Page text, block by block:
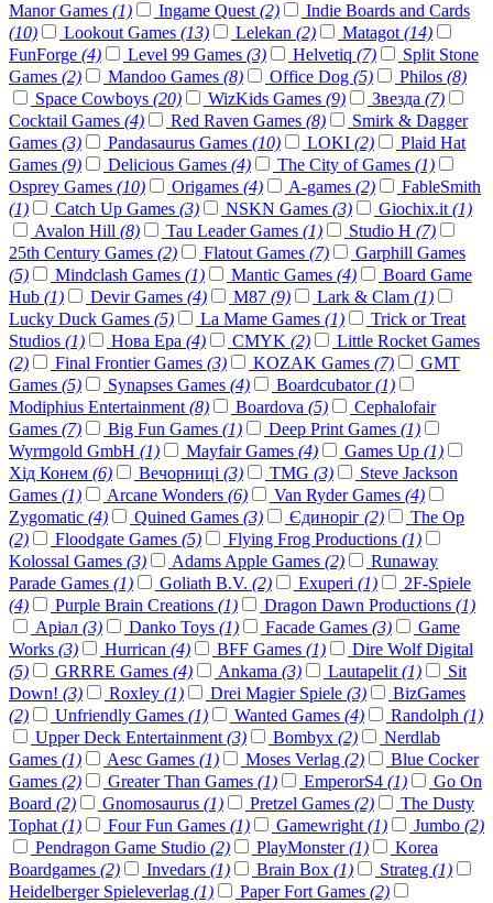
Manor Games (1) Ingame Quest (2)
Indie Boards and Cards
(10)
Lookout Games (13) Lelekan (2) Matagot (14)
FunForge (4) Level 99 Games (3) Helvetiq (7)
Split Stone
Games (2) Mandoo Games (8) Office Dog (5) Philos (8)
Space Cowboys (20) WizKids Games (9) Звезда (7)
Cocktail Games (4) Red Raven Games (8)
Smirk & Dagger
Games (3) Pandasaurus Games (10) LOKI (2)
Plaid Hat
Games (9) Delicious Games (4) The City of Games (1)
Osprey Games (10) Origames (4) A-games (2)
FableSmith
(1)
Catch Up Games (3) NSKN Games (3) Giochix.it (1)
Avalon Hill (8) Tau Leader Games (1) Studio H (7)
25th Century Games (2) Flatout Games (7)
Garphill Games
(5)
Mindclash Games (1) Mantic Games (4)
Board Game
Hub (1) Devir Games (4) M87 (9) Lark & Clam (1)
Lucky Duck Games (5) La Mame Games (1)
Trick or Treat
Studios (1) Нова Ера (4) CMYK (2)
Little Rocket Games
(2)
Final Frontier Games (3) KOZAK Games (7)
GMT
Games (5) Synapses Games (4) Boardcubator(1)
Modiphius Entertainment (8) Boardova (5)
Cephalofair
Games (7) Big Fun Games (1) Deep Print Games (1)
Wyrmgold GmbH (1) Mayfair Games (4) Games Up (1)
Хід Конем (6) Вечорниці (3) TMG (3)
Steve Jackson
Games (1) Arcane Wonders (6) Van Ryder Games (4)
Zygomatic (4) Quined Games (3) Єдиноріг (2)
The Op
(2)
Floodgate Games (5) Flying Frog Productions (1)
Kolossal Games (3) Adams Apple Games (2)
Runaway
Parade Games (1) Goliath B.V. (2) Exuperi (1)
2F-Spiele
(4)
Purple Brain Creations (1) Dragon Dawn Productions (1)
Аріал (3) Danko Toys (1) Facade Games (3)
Game
Works (3) Hurrican (4) BFF Games (1)
Dire Wolf Digital
(5)
GRRRE Games (4) Ankama (3) Lautapelit (1)
Sit
Down! (3) Roxley (1) Drei Magier Spiele (3)
BizGames
(2)
Unfriendly Games (1) Wanted Games (4) Randolph (1)
Upper Deck Entertainment (3) Bombyx (2)
Nerdlab
Games (1) Aesc Games (1) Moses Verlag (2)
Blue Cocker
Games (2) Greater Than Games (1) EmperorS4 (1)
Go On
Board (2) Gnomosaurus (1) Pretzel Games (2)
The Dusty
Tophat (1) Four Fun Games (1) Gamewright (1) Jumbo (2)
Pendragon Game Studio (2) PlayMonster(1)
Korea
Boardgames (2) Invedars (1) Brain Box (1) Strateg (1)
Heidelberger Spieleverlag (1) Paper Fort Games (2)